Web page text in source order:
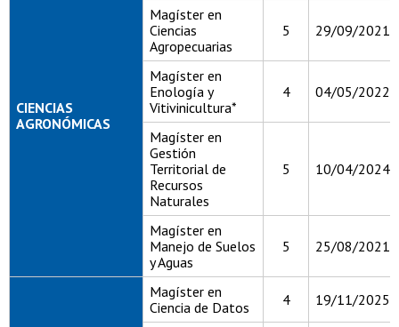
CIENCIAS
AGRONÓMICAS
Magíster en
Ciencias
Agropecuarias
5 29/09/2021
Magíster en
Enología y
Vitivinicultura*
4 04/05/2022
Magíster en
Gestión
Territorial de
Recursos
Naturales
5 10/04/2024
Magíster en
Manejo de Suelos
y Aguas
5 25/08/2021
Magíster en
Ciencia de Datos
4 19/11/2025